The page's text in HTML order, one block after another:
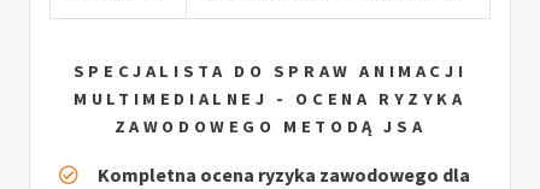
SPECJALISTA DO SPRAW ANIMACJI
MULTIMEDIALNEJ - OCENA RYZYKA
ZAWODOWEGO METODĄ JSA
Kompletna ocena ryzyka zawodowego dla